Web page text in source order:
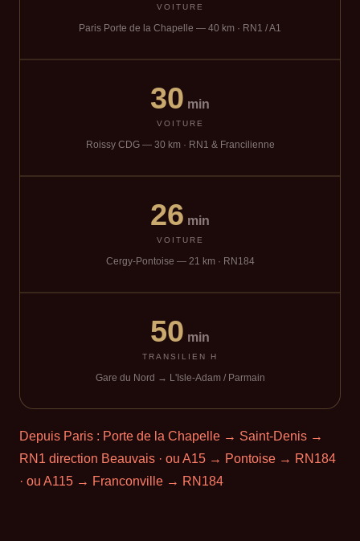
VOITURE
Paris Porte de la Chapelle — 40 km · RN1 / A1
30 min
VOITURE
Roissy CDG — 30 km · RN1 & Francilienne
26 min
VOITURE
Cergy-Pontoise — 21 km · RN184
50 min
TRANSILIEN H
Gare du Nord → L'Isle-Adam / Parmain
Depuis Paris : Porte de la Chapelle → Saint-Denis →
RN1 direction Beauvais · ou A15 → Pontoise → RN184
· ou A115 → Franconville → RN184